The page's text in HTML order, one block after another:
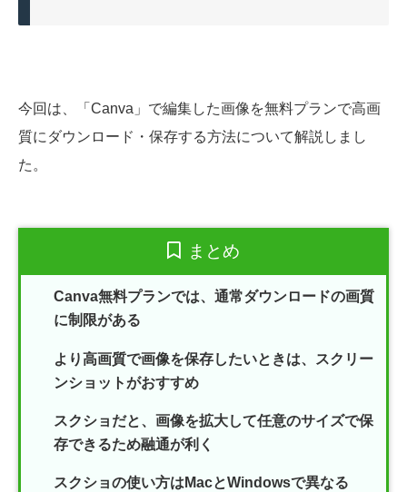
今回は、「Canva」で編集した画像を無料プランで高画
質にダウンロード・保存する方法について解説しまし
た。
まとめ
Canva無料プランでは、通常ダウンロードの画質
に制限がある
より高画質で画像を保存したいときは、スクリー
ンショットがおすすめ
スクショだと、画像を拡大して任意のサイズで保
存できるため融通が利く
スクショの使い方はMacとWindowsで異なる